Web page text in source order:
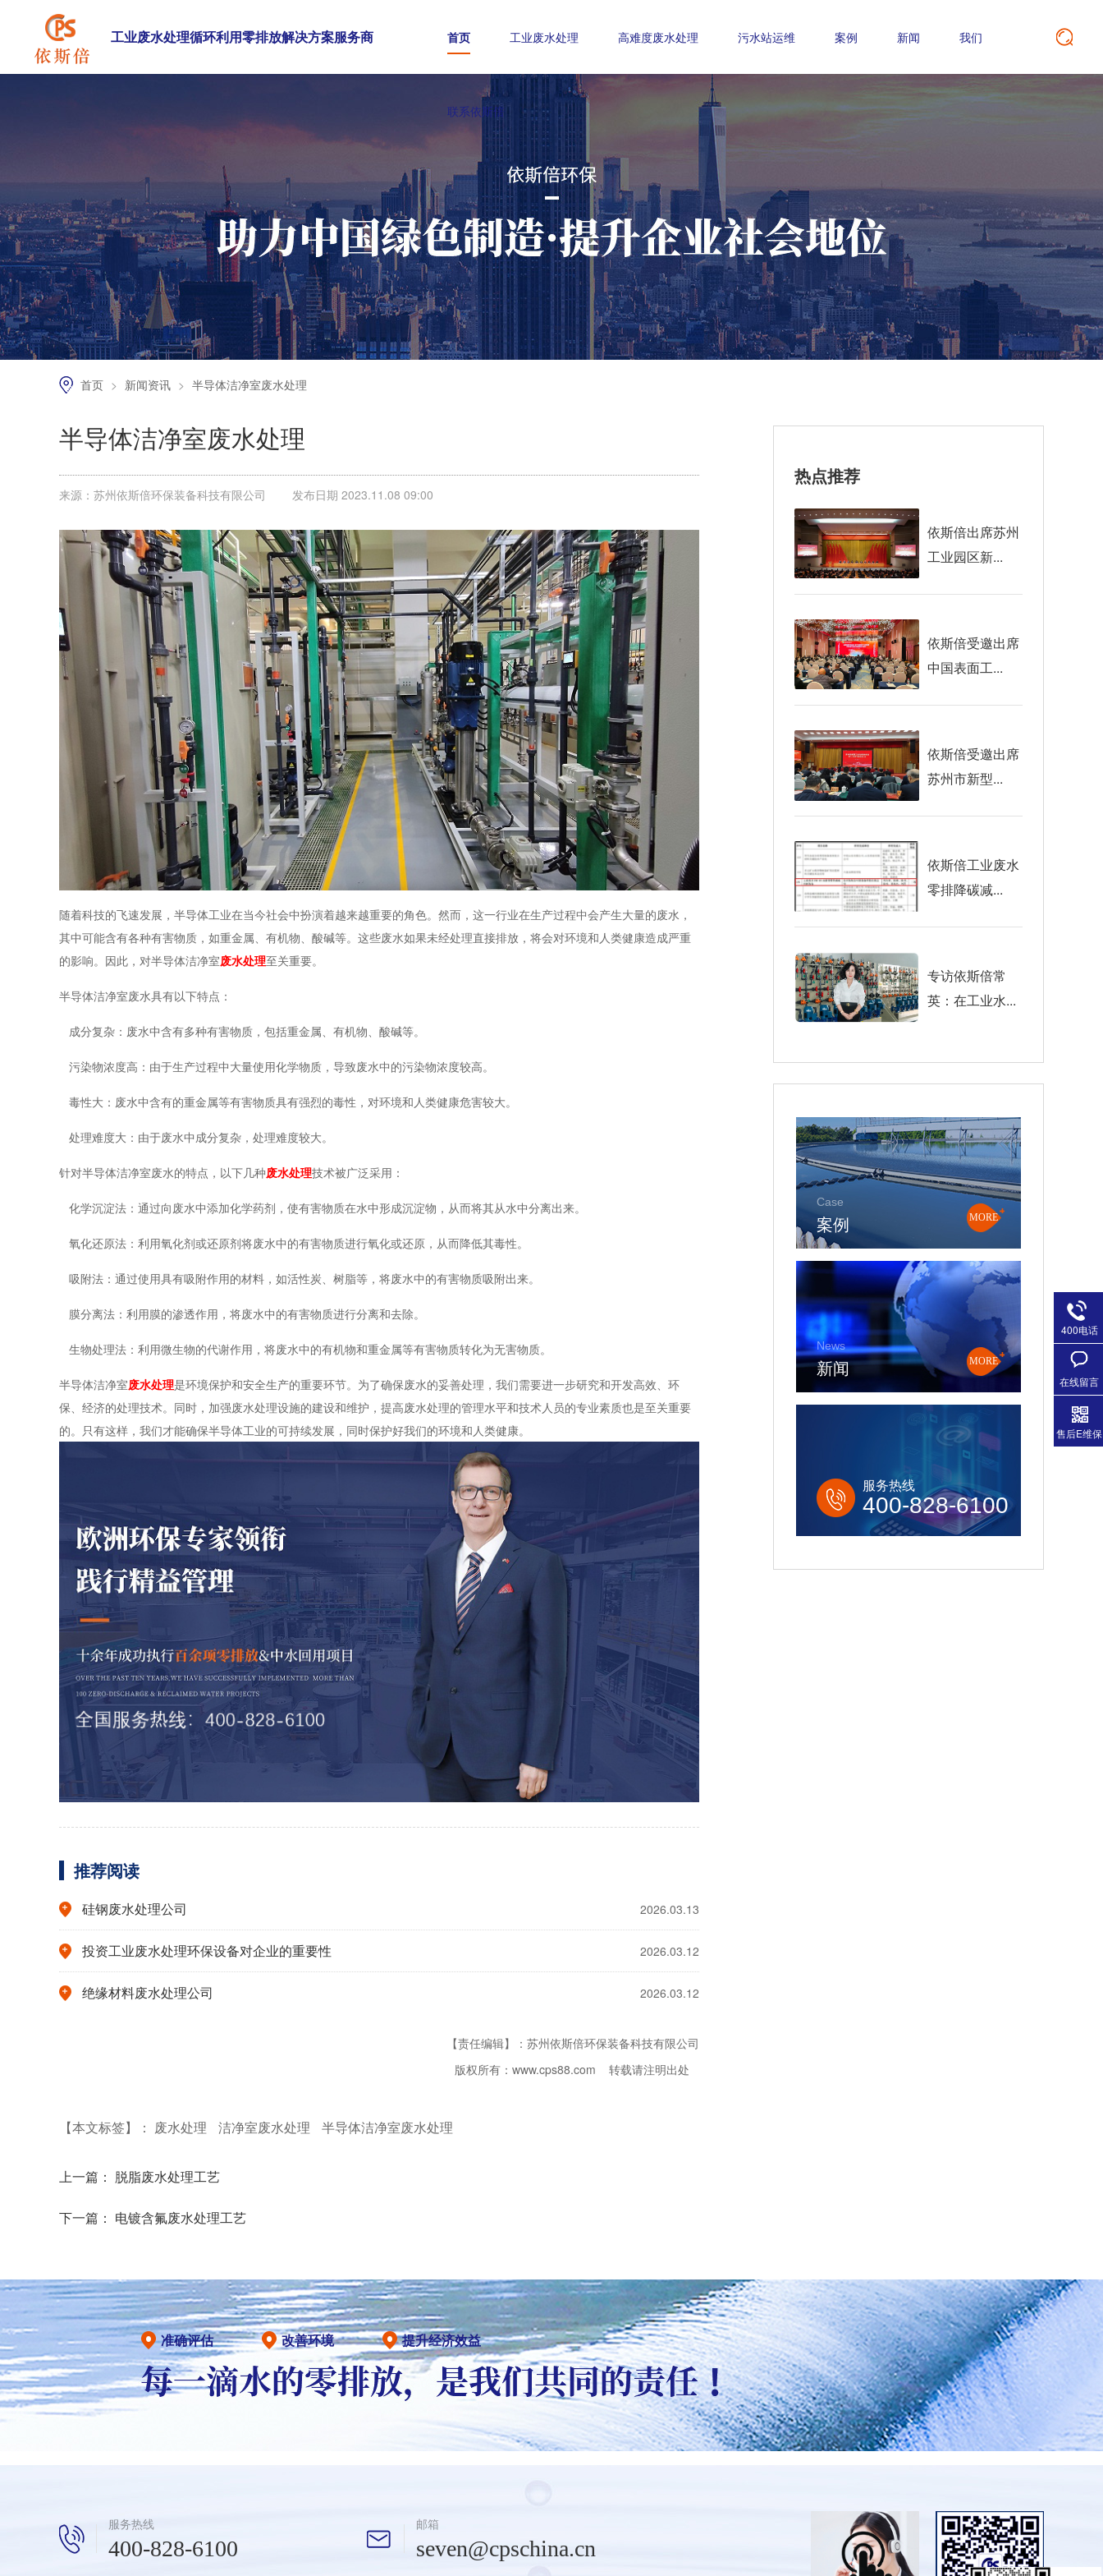
工业废水处理循环利用零排放解决方案服务商 首页 工业废水处理 高难度废水处理 污水站运维 案例 新闻 我们
联系依斯倍
首页 > 新闻资讯 > 半导体洁净室废水处理
半导体洁净室废水处理
来源：苏州依斯倍环保装备科技有限公司 发布日期 2023.11.08 09:00
随着科技的飞速发展，半导体工业在当今社会中扮演着越来越重要的角色。然而，这一行业在生产过程中会产生大量的废水，
其中可能含有各种有害物质，如重金属、有机物、酸碱等。这些废水如果未经处理直接排放，将会对环境和人类健康造成严重
的影响。因此，对半导体洁净室废水处理至关重要。
半导体洁净室废水具有以下特点：
成分复杂：废水中含有多种有害物质，包括重金属、有机物、酸碱等。
污染物浓度高：由于生产过程中大量使用化学物质，导致废水中的污染物浓度较高。
毒性大：废水中含有的重金属等有害物质具有强烈的毒性，对环境和人类健康危害较大。
处理难度大：由于废水中成分复杂，处理难度较大。
针对半导体洁净室废水的特点，以下几种废水处理技术被广泛采用：
化学沉淀法：通过向废水中添加化学药剂，使有害物质在水中形成沉淀物，从而将其从水中分离出来。
氧化还原法：利用氧化剂或还原剂将废水中的有害物质进行氧化或还原，从而降低其毒性。
吸附法：通过使用具有吸附作用的材料，如活性炭、树脂等，将废水中的有害物质吸附出来。
膜分离法：利用膜的渗透作用，将废水中的有害物质进行分离和去除。
生物处理法：利用微生物的代谢作用，将废水中的有机物和重金属等有害物质转化为无害物质。
半导体洁净室废水处理是环境保护和安全生产的重要环节。为了确保废水的妥善处理，我们需要进一步研究和开发高效、环
保、经济的处理技术。同时，加强废水处理设施的建设和维护，提高废水处理的管理水平和技术人员的专业素质也是至关重要
的。只有这样，我们才能确保半导体工业的可持续发展，同时保护好我们的环境和人类健康。
推荐阅读
2026.03.13
硅钢废水处理公司
2026.03.12
投资工业废水处理环保设备对企业的重要性
2026.03.12
绝缘材料废水处理公司
【责任编辑】：苏州依斯倍环保装备科技有限公司
版权所有：www.cps88.com 转载请注明出处
【本文标签】： 废水处理 洁净室废水处理 半导体洁净室废水处理
上一篇： 脱脂废水处理工艺
下一篇： 电镀含氟废水处理工艺
热点推荐
依斯倍出席苏州
工业园区新...
依斯倍受邀出席
中国表面工...
依斯倍受邀出席
苏州市新型...
依斯倍工业废水
零排降碳减...
专访依斯倍常
英：在工业水...
Case
案例 MORE
News
新闻 MORE
服务热线
400-828-6100
准确评估 改善环境 提升经济效益
服务热线
400-828-6100
邮箱
seven@cpschina.cn
400电话
在线留言
售后E维保